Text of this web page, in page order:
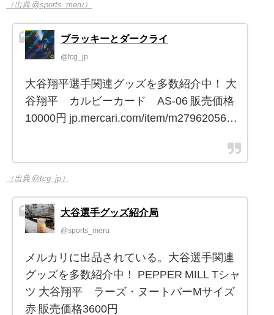
（出典 @sports_meru）
ブラッキーとダークライ
@tcg_jp
大谷翔平選手関連グッズを多数紹介中！ 大
谷翔平 カルビーカード AS-06 販売価格
10000円 jp.mercari.com/item/m27962056…
（出典 @tcg_jp）
大谷選手グッズ紹介局
@sports_meru
メルカリに出品されている。大谷選手関連
グッズを多数紹介中！ PEPPER MILL Tシャ
ツ 大谷翔平 ラーズ・ヌートバーMサイズ
赤 販売価格3600円